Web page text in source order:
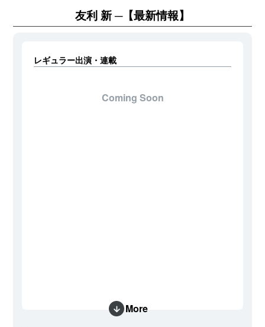
友利 新 【最新情報】
レギュラー出演・連載
Coming Soon
More